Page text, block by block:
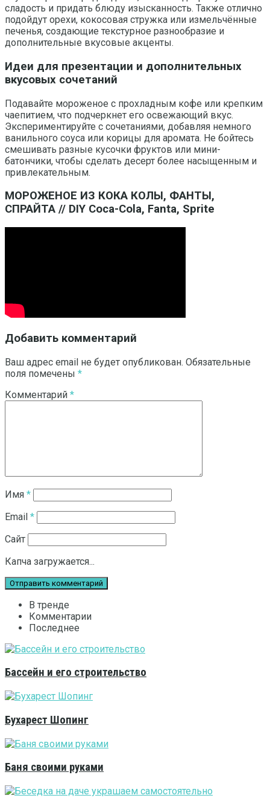
сладость и придать блюду изысканность. Также отлично
подойдут орехи, кокосовая стружка или измельчённые
печенья, создающие текстурное разнообразие и
дополнительные вкусовые акценты.
Идеи для презентации и дополнительных
вкусовых сочетаний
Подавайте мороженое с прохладным кофе или крепким
чаепитием, что подчеркнет его освежающий вкус.
Экспериментируйте с сочетаниями, добавляя немного
ванильного соуса или корицы для аромата. Не бойтесь
смешивать разные кусочки фруктов или мини-
батончики, чтобы сделать десерт более насыщенным и
привлекательным.
МОРОЖЕНОЕ ИЗ КОКА КОЛЫ, ФАНТЫ,
СПРАЙТА // DIY Coca-Cola, Fanta, Sprite
Добавить комментарий
Ваш адрес email не будет опубликован. Обязательные
поля помечены *
Комментарий *
Имя *
Email *
Сайт
Капча загружается...
В тренде
Комментарии
Последнее
Бассейн и его строительство
Бухарест Шопинг
Баня своими руками